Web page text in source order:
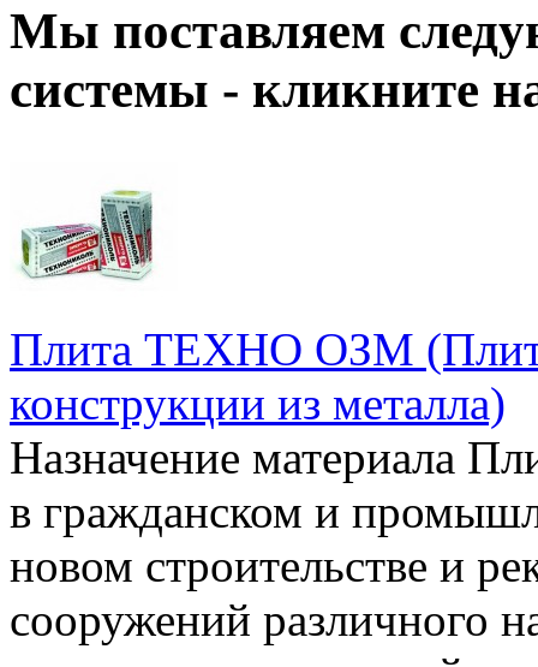
Мы поставляем
системы - кликните
Плита ТЕХНО ОЗМ (Плита
конструкции из металла)
Назначение материала
в гражданском и
новом строительстве и
сооружений различного